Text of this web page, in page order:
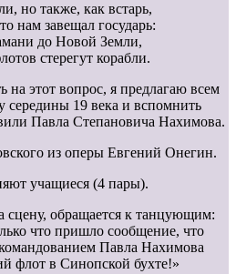
но также, как встарь,
нам завещал государь:
до Новой Земли,
стерегут корабли.
на этот вопрос, я предлагаю всем
середины 19 века и вспомнить
Павла Степановича Нахимова.
из оперы Евгений Онегин.
учащиеся (4 пары).
обращается к танцующим:
что пришло сообщение, что
Павла Нахимова
флот в Синопской бухте!»